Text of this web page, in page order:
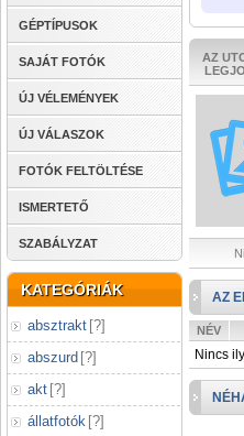
GÉPTÍPUSOK
SAJÁT FOTÓK
ÚJ VÉLEMÉNYEK
ÚJ VÁLASZOK
FOTÓK FELTÖLTÉSE
ISMERTETŐ
SZABÁLYZAT
KATEGÓRIÁK
absztrakt [?]
abszurd [?]
akt [?]
állatfotók [?]
AZ
AZ
NÉV
Nincs